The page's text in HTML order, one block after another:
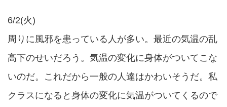
6/2(火)
周りに風邪を患っている人が多い。最近の気温の乱
高下のせいだろう。気温の変化に身体がついてこな
いのだ。これだから一般の人達はかわいそうだ。私
クラスになると身体の変化に気温がついてくるので